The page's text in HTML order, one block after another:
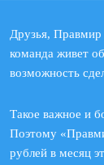
Друзья,
команда живет
возможность
Такое важное и
Поэтому
рублей в месяц